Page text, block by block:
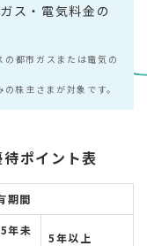
ス・電気料金の
都市ガスまたは電気の
株主さまが対象です。
ポイント表
期間
年未
5年以上